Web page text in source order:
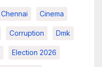
Chennai Cinema
Corruption Dmk
Election 2026